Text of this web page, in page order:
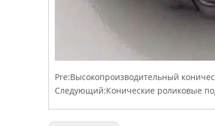
Pre:Высокопроизводительный
Следующий:Конические роликовые